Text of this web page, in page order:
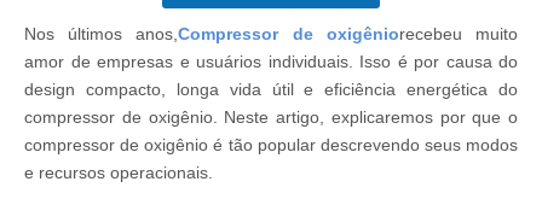
Nos últimos anos,Compressor de oxigêniorecebeu muito
amor de empresas e usuários individuais. Isso é por causa do
design compacto, longa vida útil e eficiência energética do
compressor de oxigênio. Neste artigo, explicaremos por que o
compressor de oxigênio é tão popular descrevendo seus modos
e recursos operacionais.